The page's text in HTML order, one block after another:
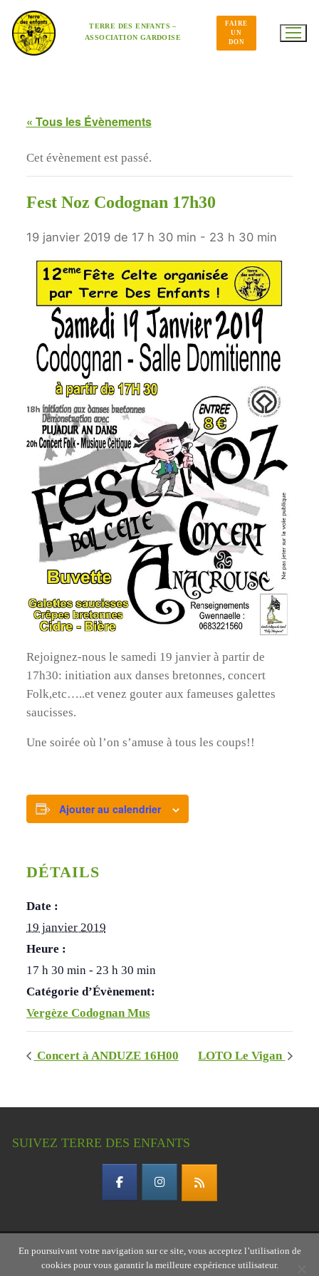
contenu
TERRE DES ENFANTS –
ASSOCIATION GARDOISE
FAIRE
UN
DON
« Tous les Évènements
Cet évènement est passé.
Fest Noz Codognan 17h30
19 janvier 2019 de 17 h 30 min - 23 h 30 min
Rejoignez-nous le samedi 19 janvier à partir de
17h30: initiation aux danses bretonnes, concert
Folk,etc…..et venez gouter aux fameuses galettes
saucisses.
Une soirée où l’on s’amuse à tous les coups!!
Ajouter au calendrier
DÉTAILS
Date :
19 janvier 2019
Heure :
17 h 30 min - 23 h 30 min
Catégorie d’Évènement:
Vergèze Codognan Mus
Concert à ANDUZE 16H00 LOTO Le Vigan
SUIVEZ TERRE DES ENFANTS
Copyright © 2026 Terre des enfants – association
En poursuivant votre navigation sur ce site, vous acceptez l’utilisation de
cookies pour vous garantir la meilleure expérience utilisateur.